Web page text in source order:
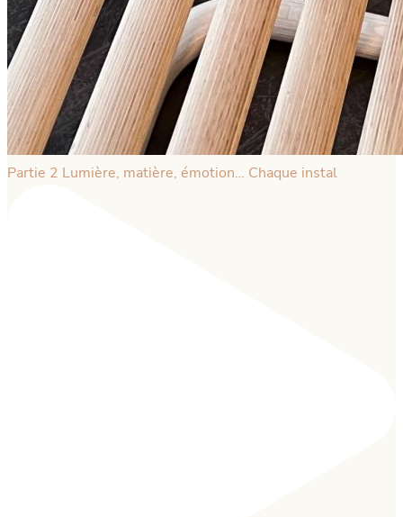
Partie 2 Lumière, matière, émotion… Chaque instal